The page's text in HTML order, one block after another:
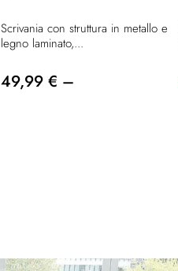
Scrivania con struttura in metallo e
legno laminato,...
49,99 € –